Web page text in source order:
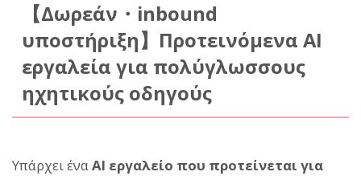
【Δωρεάν・inbound
υποστήριξη】Προτεινόμενα AI
εργαλεία για πολύγλωσσους
ηχητικούς οδηγούς
Υπάρχει έναAI εργαλείο που προτείνεται για